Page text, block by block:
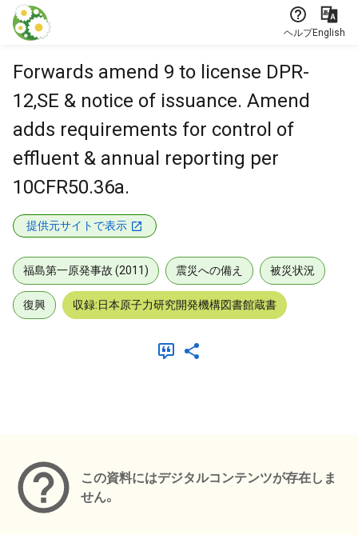
本文に飛ぶ
ヘルプEnglish
Forwards amend 9 to license DPR-
12,SE & notice of issuance. Amend
adds requirements for control of
effluent & annual reporting per
10CFR50.36a.
提供元サイトで表示
福島第一原発事故 (2011) 震災への備え 被災状況
復興 収録:日本原子力研究開発機構図書館蔵書
この資料にはデジタルコンテンツが存在しま
せん。